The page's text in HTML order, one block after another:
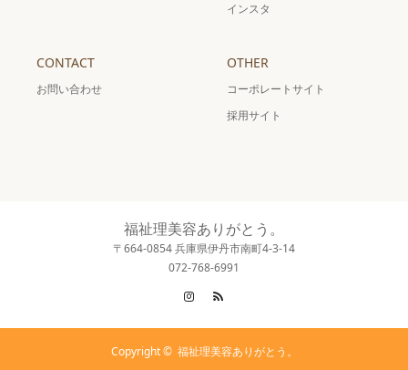
インスタ
CONTACT
お問い合わせ
OTHER
コーポレートサイト
採用サイト
福祉理美容ありがとう。
〒664-0854 兵庫県伊丹市南町4-3-14
072-768-6991
Instagram
Copyright © 福祉理美容ありがとう。